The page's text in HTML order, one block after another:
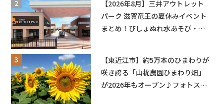
【2026年8月】三井アウトレット
パーク 滋賀竜王の夏休みイベント
まとめ！びしょぬれ水あそび・激
【東近江市】約5万本のひまわりが
咲き誇る「山梶農園ひまわり畑」
が2026年もオープン♪フォトスポ